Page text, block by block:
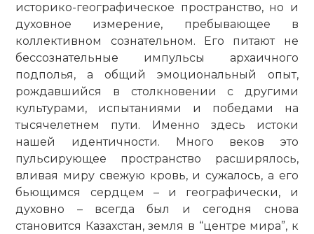
историко-географическое пространство, но и
духовное измерение, пребывающее в
коллективном сознательном. Его питают не
бессознательные импульсы архаичного
подполья, а общий эмоциональный опыт,
рождавшийся в столкновении с другими
культурами, испытаниями и победами на
тысячелетнем пути. Именно здесь истоки
нашей идентичности. Много веков это
пульсирующее пространство расширялось,
вливая миру свежую кровь, и сужалось, а его
бьющимся сердцем – и географически, и
духовно – всегда был и сегодня снова
становится Казахстан, земля в “центре мира”, к